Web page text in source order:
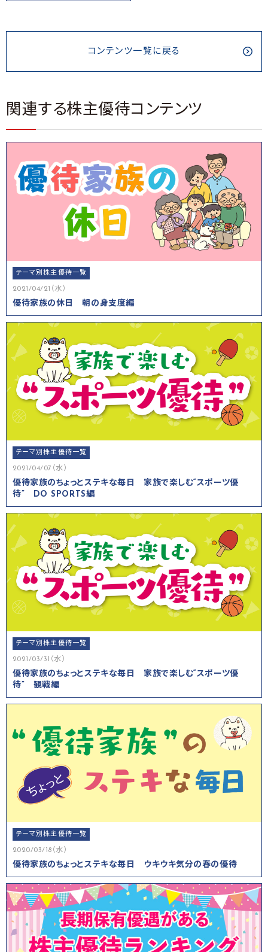
コンテンツ一覧に戻る
関連する株主優待コンテンツ
テーマ別株主優待一覧
2021/04/21（水）
優待家族の休日 朝の身支度編
テーマ別株主優待一覧
2021/04/07（水）
優待家族のちょっとステキな毎日 家族で楽しむ“スポーツ優
待” DO SPORTS編
テーマ別株主優待一覧
2021/03/31（水）
優待家族のちょっとステキな毎日 家族で楽しむ“スポーツ優
待” 観戦編
テーマ別株主優待一覧
2020/03/18（水）
優待家族のちょっとステキな毎日 ウキウキ気分の春の優待